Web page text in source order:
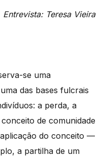
Entrevista: Teresa Vieira
se uma
das bases fulcrais
a perda, a
de comunidade
do conceito —
a partilha de um